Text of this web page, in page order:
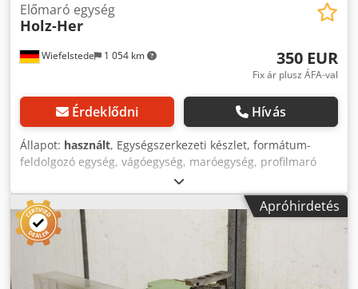
Wiefelstede 1 054 km
Előmaró egység
Holz-Her
350 EUR
Fix ár plusz ÁFA-val
Érdeklődni Hívás
Állapot: használt, Egységszerkezeti készlet, formátum-
feldolgozó egység, vágóegység, maróegység, profilmaró
egység, hézagoló maróegység, vágóegység, kétvégű
profilozó, élmegmunkáló gép, pontozó motor, aprító motor,
maró motor élmegmunkáló géphez -Motor típusa: -
Teljesítmény: kW -Feszültség: 380 volt -Szerszámtartó: SK40
-Fordorsó sebesség: 9000 fordulat / perc -Méretek: 340/270
/ H400 mm -Súly: 35 kg Csdpoc Iprfofx Amgorf
Apróhirdetés